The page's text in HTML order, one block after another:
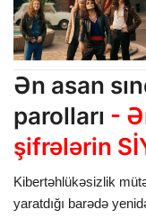
Hadisə
Dünya
Cəmiyyət
İdman
Mövqe
Ən asan
parolları -
şifrələrin
Kibertəhlükəsizlik
yaratdığı barədə